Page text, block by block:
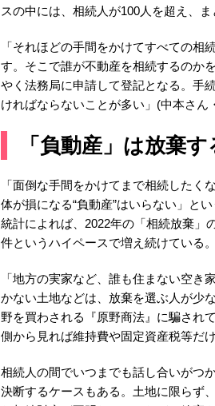
スの中には、相続人が100人を超え、
「それほどの手間をかけてすべての相
す。そこで誰が不動産を相続するのか
やく法務局に申請して登記となる。手
ければならないことが多い」(中本さん
「負動産」は放棄
「面倒な手間をかけてまで相続した
体が損になる“負動産”はいらない」と
統計によれば、2022年の「相続放棄」
件というハイペースで増え続けている。
「地方の実家など、誰も住まない空
かない土地などは、放棄を選ぶ人が少
野を買わされる『原野商法』に騙され
側から見れば維持費や固定資産税等だけ
相続人の間でいつまでも話し合いがつ
決断するケースもある。土地に限らず